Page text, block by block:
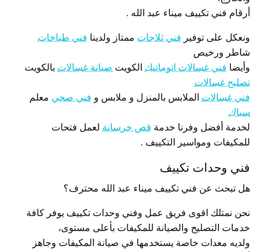
أرقام فني تكييف ميناء عبد الله .
ونعكل على توفير فني ثلاجات ممتاز ولدينا فني طباخات
شاطر ورخيص
وأيضا فني غسالات اتوماتيك الكويت صيانة غسالات بالكويت
تصليح غسالات
فني غسالات الملابس بالمنزل و ملابس و فني صحي معلم
سباك
لخدمة أفضل وفرنا خدمة قص خرسانة لعمل فتحات
للمكيفات ومواسير التكييف .
فني وحدات تكييف
هل تبحث عن فني تكييف ميناء عبد الله محترف؟
نحن نمتلك اقوى فريق عمل وفني وحدات تكييف يوفر كافة
خدمات التصليح والصيانة للمكيفات بأعلى مستوى،
ولديه معدات خاصة يستخدمها في صيانة المكيفات وجاهز